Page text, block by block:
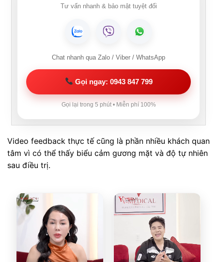
Tư vấn nhanh & bảo mật tuyệt đối
Chat nhanh qua Zalo / Viber / WhatsApp
Gọi ngay: 0943 847 799
Gọi lại trong 5 phút • Miễn phí 100%
Video feedback thực tế cũng là phần nhiều khách quan
tâm vì có thể thấy biểu cảm gương mặt và độ tự nhiên
sau điều trị.